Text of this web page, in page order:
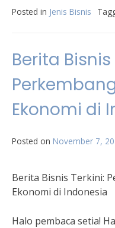
Posted in Jenis Bisnis
Berita Bisnis
Ekonomi di
Posted on November 7,
Berita Bisnis Terkini:
Ekonomi di Indonesia
Halo pembaca setia!